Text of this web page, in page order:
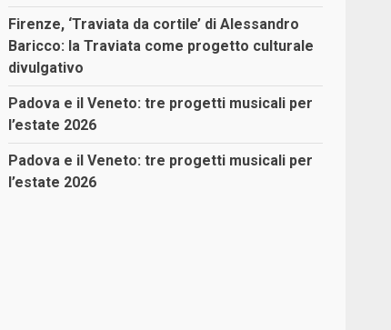
Firenze, ‘Traviata da cortile’ di Alessandro
Baricco: la Traviata come progetto culturale
divulgativo
Padova e il Veneto: tre progetti musicali per
l’estate 2026
Padova e il Veneto: tre progetti musicali per
l’estate 2026